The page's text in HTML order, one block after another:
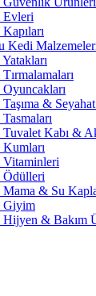
Evleri
Kedi
&
Kabı &
& Su
Giyim
& Bakım